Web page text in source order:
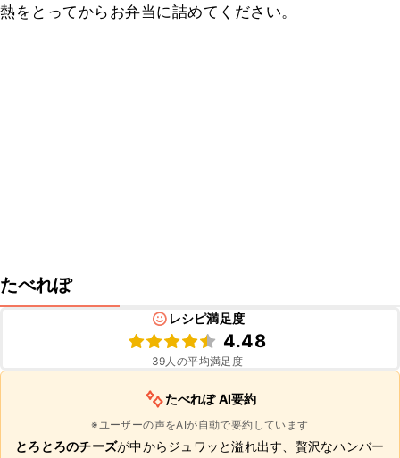
熱をとってからお弁当に詰めてください。
たべれぽ
レシピ満足度
4.48
39人の平均満足度
たべれぽ AI要約
※ユーザーの声をAIが自動で要約しています
とろとろのチーズが中からジュワッと溢れ出す、贅沢なハンバー